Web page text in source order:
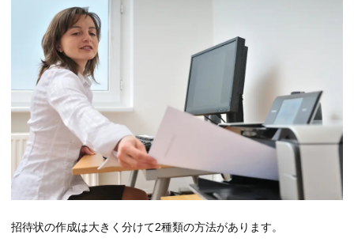
招待状の作成は大きく分けて2種類の方法があります。